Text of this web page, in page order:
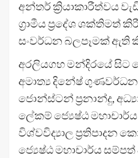
අන්තර් ක්‍රියාකාරීත්වය
ග්‍රාමීය ප්‍රදේශ ශක්තිමත්
සංවර්ධන බලපෑමක් ඇති
අරලියගහ මන්දිරයේ සිට
අමාත්‍ය දිනේෂ්
ජොන්ස්ටන් ප්‍රනාන්දු,
ලේකම් ජ්‍යෙෂ්ඨ
විශ්වවිද්‍යාල ප්‍රතිපාදන
ජ්‍යෙෂ්ඨ මහාචාර්ය